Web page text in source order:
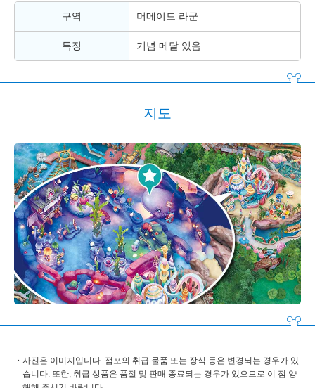
구역 머메이드 라군
특징 기념 메달 있음
지도
사진은 이미지입니다. 점포의 취급 물품 또는 장식 등은 변경되는 경우가 있
습니다. 또한, 취급 상품은 품절 및 판매 종료되는 경우가 있으므로 이 점 양